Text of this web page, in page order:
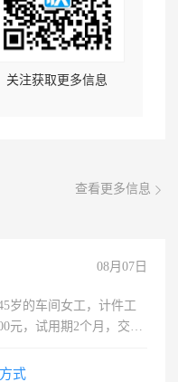
关注获取更多信息
查看更多信息
08月07日
岁的车间女工，计件工
元，试用期2个月，交五
式